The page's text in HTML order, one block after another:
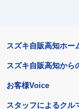
スズキ自販高知ホー
スズキ自販高知から
お客様Voice
スタッフによるクル